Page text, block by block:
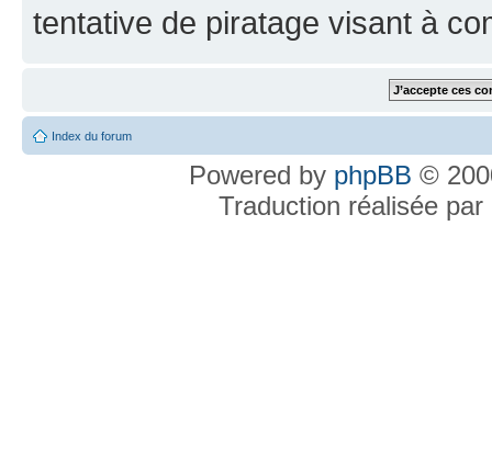
tentative de piratage visant à
Index du forum
Powered by phpBB ©
Traduction réalisée par